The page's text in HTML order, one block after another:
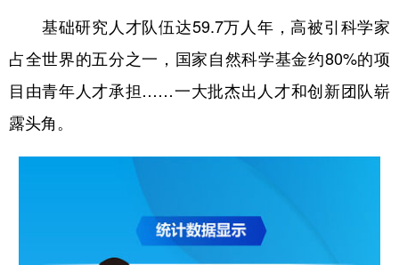
基础研究人才队伍达59.7万人年，高被引科学家
占全世界的五分之一，国家自然科学基金约80%的项
目由青年人才承担……一大批杰出人才和创新团队崭
露头角。